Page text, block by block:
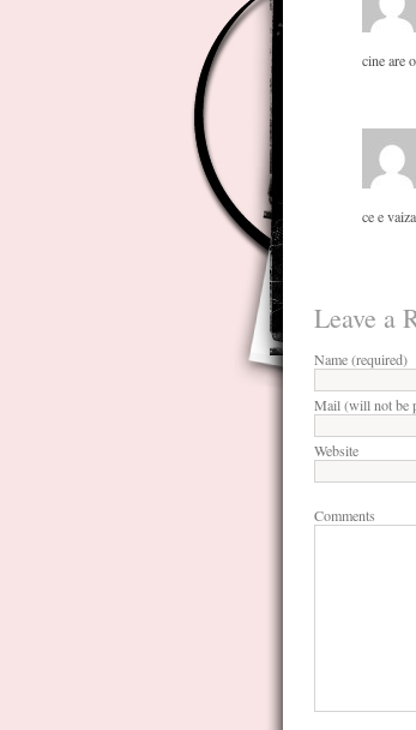
cine are
ce e
Leave a
Name (required)
Mail (will not be
Website
Comments